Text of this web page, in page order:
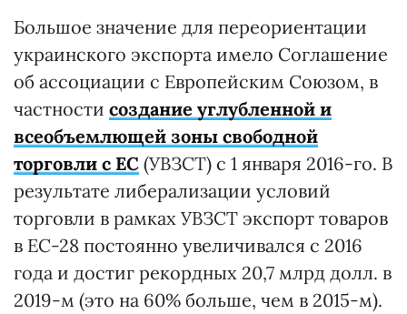
Большое значение для переориентации
украинского экспорта имело Соглашение
об ассоциации с Европейским Союзом, в
частности создание углубленной и
всеобъемлющей зоны свободной
торговли с ЕС (УВЗСТ) с 1 января 2016-го. В
результате либерализации условий
торговли в рамках УВЗСТ экспорт товаров
в ЕС-28 постоянно увеличивался с 2016
года и достиг рекордных 20,7 млрд долл. в
2019-м (это на 60% больше, чем в 2015-м).